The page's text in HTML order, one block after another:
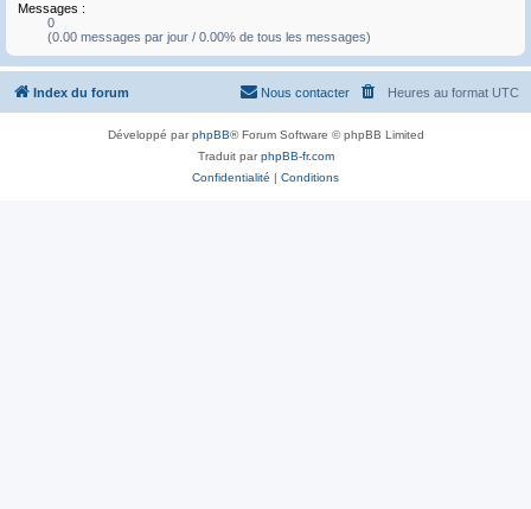
Messages :
0
(0.00 messages par jour / 0.00% de tous les messages)
Index du forum Heures au format UTC
Nous contacter
Développé parphpBB® Forum Software © phpBB Limited
Traduit parphpBB-fr.com
Confidentialité | Conditions